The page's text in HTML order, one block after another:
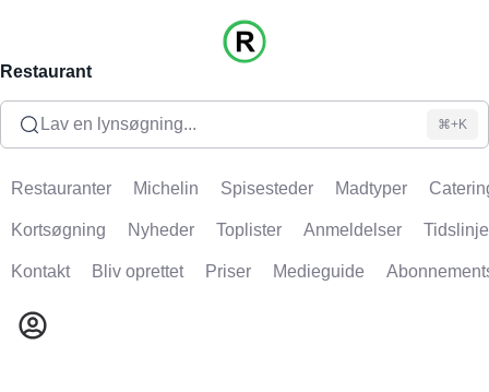
Restaurant
Lav en lynsøgning... ⌘+K
Restauranter Michelin Spisesteder Madtyper
Kortsøgning Nyheder Toplister Anmeldelser Tidslinje
Kontakt Bliv oprettet Priser Medieguide